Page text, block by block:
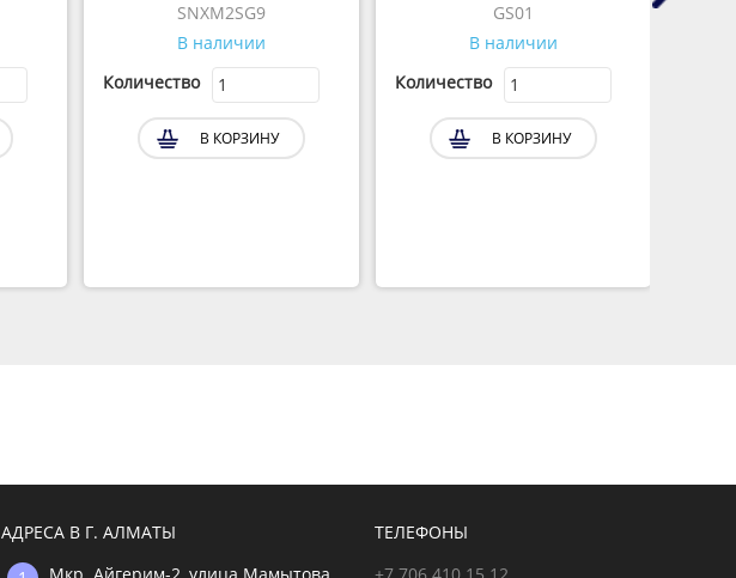
SNXM2SG9
В наличии
Количество
В КОРЗИНУ
GS01
В наличии
Количество
В КОРЗИНУ
АДРЕСА В Г. АЛМАТЫ
ТЕЛЕФОНЫ